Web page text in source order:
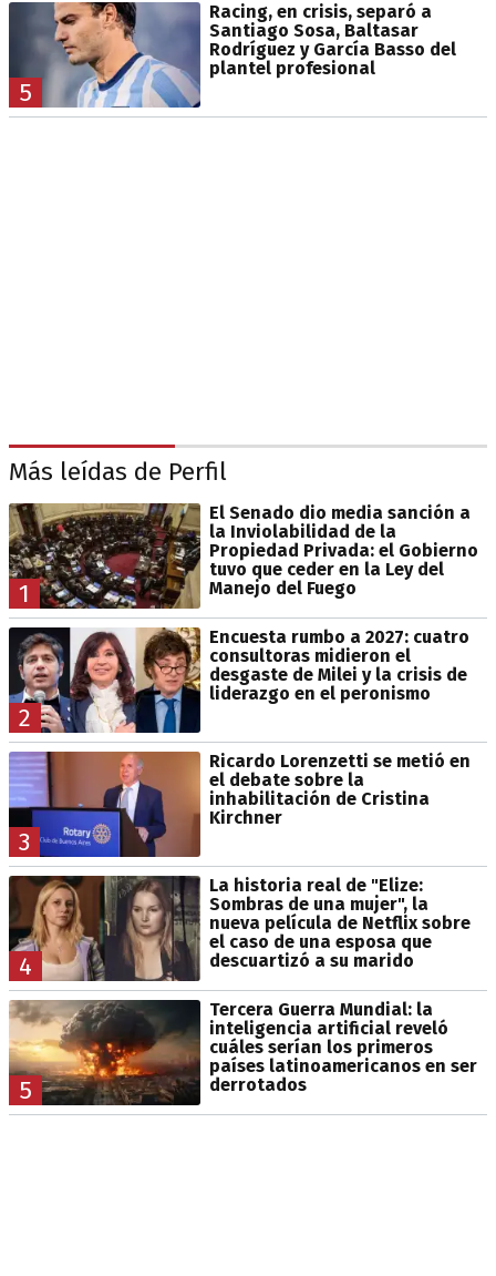
5
Racing, en crisis, separó a
Santiago Sosa, Baltasar
Rodríguez y García Basso del
plantel profesional
Más leídas de Perfil
1
El Senado dio media sanción a
la Inviolabilidad de la
Propiedad Privada: el Gobierno
tuvo que ceder en la Ley del
Manejo del Fuego
2
Encuesta rumbo a 2027: cuatro
consultoras midieron el
desgaste de Milei y la crisis de
liderazgo en el peronismo
3
Ricardo Lorenzetti se metió en
el debate sobre la
inhabilitación de Cristina
Kirchner
4
La historia real de "Elize:
Sombras de una mujer", la
nueva película de Netflix sobre
el caso de una esposa que
descuartizó a su marido
5
Tercera Guerra Mundial: la
inteligencia artificial reveló
cuáles serían los primeros
países latinoamericanos en ser
derrotados